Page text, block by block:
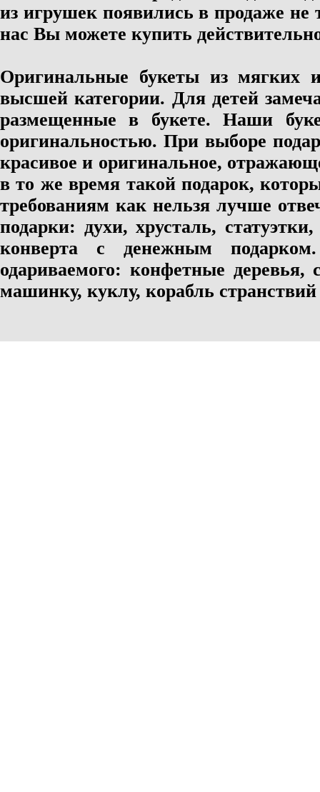
из игрушек появились в продаже не
нас Вы можете купить
Оригинальные букеты из мягких
высшей категории. Для детей
размещенные в букете. Наши
оригинальностью. При выборе
красивое и оригинальное,
в то же время такой подарок,
требованиям как нельзя лучше
подарки: духи, хрусталь,
конверта с денежным подарком.
одариваемого: конфетные
машинку, куклу, корабль